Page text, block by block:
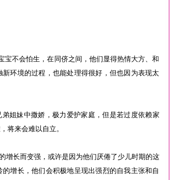
不会怕生，在同侪之间，他们显得热情大方、和
环境的过程，也能处理得很好，但也因为表现太
姐妹中撒娇，极力爱护家庭，但是若过度依赖家
将来会难以自立。
增长而变强，或许是因为他们厌倦了少儿时期的这
增长，他们会积极地呈现出强烈的自我主张和自